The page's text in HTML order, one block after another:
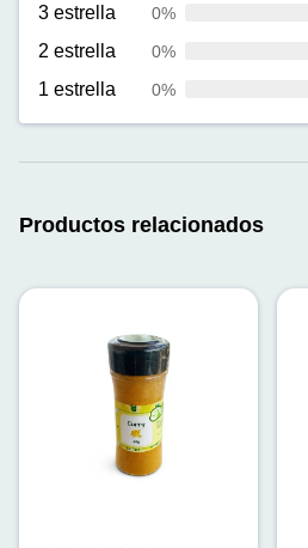
3 estrella 0%
2 estrella 0%
1 estrella 0%
Productos relacionados